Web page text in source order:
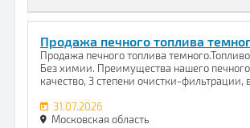
Продажа печного топлива
Продажа печного топлива
Без химии. Преимущества нашего
качество, 3 степени очистки-фильтрации,
31.07.2026
Московская область